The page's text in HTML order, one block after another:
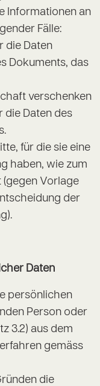
Informationen an
Fälle:
die Daten
Dokuments, das
verschenken
die Daten des
für die sie eine
haben, wie zum
(gegen Vorlage
der
Daten
persönlichen
Person oder
3.2) aus dem
gemäss
die